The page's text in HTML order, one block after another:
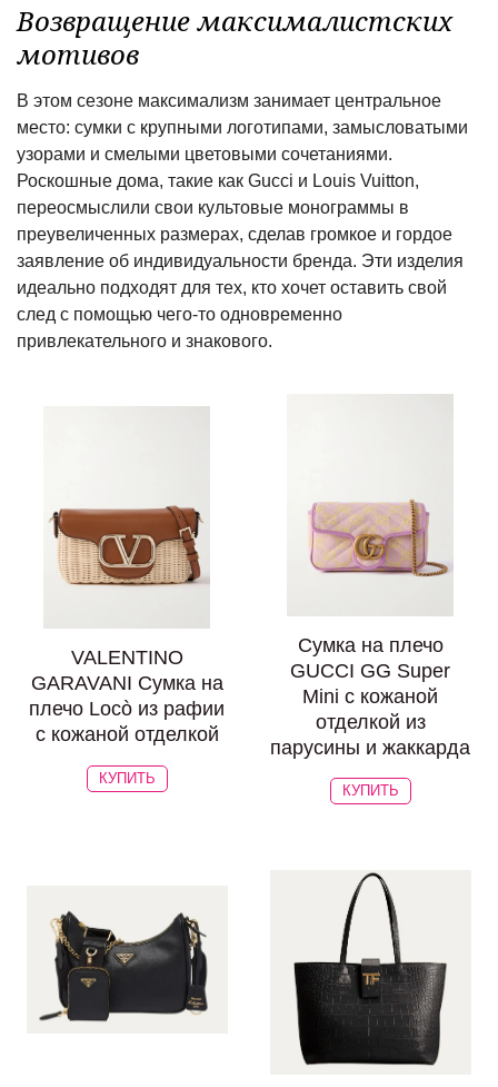
Возвращение максималистских
мотивов
В этом сезоне максимализм занимает центральное
место: сумки с крупными логотипами, замысловатыми
узорами и смелыми цветовыми сочетаниями.
Роскошные дома, такие как Gucci и Louis Vuitton,
переосмыслили свои культовые монограммы в
преувеличенных размерах, сделав громкое и гордое
заявление об индивидуальности бренда. Эти изделия
идеально подходят для тех, кто хочет оставить свой
след с помощью чего-то одновременно
привлекательного и знакового.
VALENTINO
GARAVANI Сумка на
плечо Locò из рафии
с кожаной отделкой
КУПИТЬ
Сумка на плечо
GUCCI GG Super
Mini с кожаной
отделкой из
парусины и жаккарда
КУПИТЬ